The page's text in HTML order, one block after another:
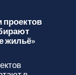
жильё»